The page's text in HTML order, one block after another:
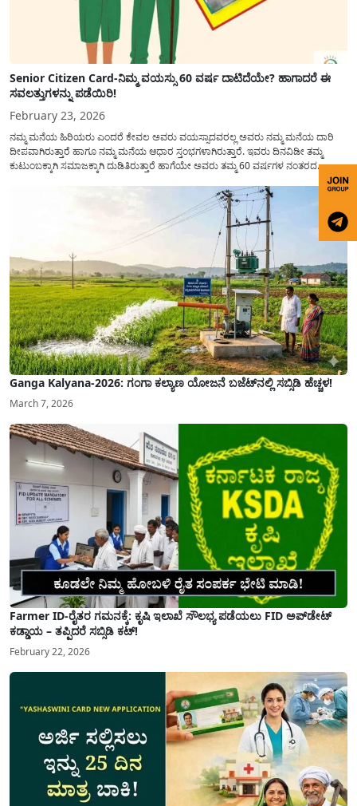
Senior Citizen Card-ನಿಮ್ಮ ವಯಸ್ಸು 60 ವರ್ಷ ದಾಟಿದೆಯೇ? ಹಾಗಾದರೆ ಈ
ಸವಲತ್ತುಗಳನ್ನು ಪಡೆಯಿರಿ!
February 23, 2026
ನಮ್ಮ ಮನೆಯ ಹಿರಿಯರು ಎಂದರೆ ಕೇವಲ ಅವರು ವಯಸ್ಸಾದವರಲ್ಲ ಅವರು ನಮ್ಮ ಮನೆಯ ದಾರಿ
ದೀಪವಾಗಿರುತ್ತಾರೆ ಹಾಗೂ ನಮ್ಮ ಮನೆಯ ಆಧಾರ ಸ್ತಂಭಗಳಾಗಿರುತ್ತಾರೆ. ಇವರು ದಿನವಿಡೀ ತಮ್ಮ
ಕುಟುಂಬಕ್ಕಾಗಿ ಸಮಾಜಕ್ಕಾಗಿ ದುಡಿತಿರುತ್ತಾರೆ ಹಾಗೆಯೇ ಅವರು ತಮ್ಮ 60 ವರ್ಷಗಳ ನಂತರದ
ಜೀವನವನ್ನು ನೆಮ್ಮದಿಯಿಂದ ಕಳೆಯಬೇಕೆಂಬುದು ಪ್ರತಿಯೊಬ್ಬರ ಕನಸಾಗಿರುತ್ತದೆ ಆದ್ದರಿಂದ ಸರ್ಕಾರವು
Ganga Kalyana-2026: ಗಂಗಾ ಕಲ್ಯಾಣ ಯೋಜನೆ ಬಜೆಟ್‌ನಲ್ಲಿ ಸಬ್ಸಿಡಿ ಹೆಚ್ಚಳ!
March 7, 2026
Farmer ID-ರೈತರ ಗಮನಕ್ಕೆ: ಕೃಷಿ ಇಲಾಖೆ ಸೌಲಭ್ಯ ಪಡೆಯಲು FID ಅಪ್‌ಡೇಟ್
ಕಡ್ಡಾಯ – ತಪ್ಪಿದರೆ ಸಬ್ಸಿಡಿ ಕಟ್!
February 22, 2026